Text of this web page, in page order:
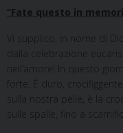
“Fate questo in
Vi supplico, in nome di
dalla celebrazione
nell’amore! In questo
forte. É duro,
sulla nostra pelle, è la
sulle spalle, fino a